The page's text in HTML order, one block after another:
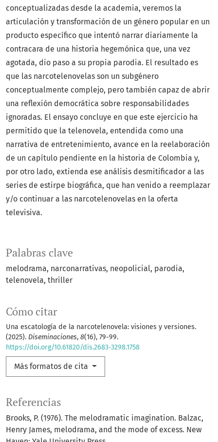
Palabras clave
melodrama narconarrativas neopolicial parodia
telenovela thriller
Cómo citar
Una escatología de la narcotelenovela: visiones y versiones.
(2025). Diseminaciones, 8(16), 79-99.
https://doi.org/10.61820/dis.2683-3298.1758
Más formatos de cita
conceptualizadas desde la academia, veremos la
articulación y transformación de un género popular en un
producto específico que intentó narrar diariamente la
contracara de una historia hegemónica que, una vez
agotada, dio paso a su propia parodia. El resultado es
que las narcotelenovelas son un subgénero
conceptualmente complejo, pero también capaz de abrir
una reflexión democrática sobre responsabilidades
ignoradas. El ensayo concluye en que este ejercicio ha
permitido que la telenovela, entendida como una
narrativa de entretenimiento, avance en la reelaboración
de un capítulo pendiente en la historia de Colombia y,
por otro lado, extienda ese análisis desmitificador a las
series de estirpe biográfica, que han venido a reemplazar
y/o continuar a las narcotelenovelas en la oferta
televisiva.
Referencias
Brooks, P. (1976). The melodramatic imagination. Balzac,
Henry James, melodrama, and the mode of excess. New